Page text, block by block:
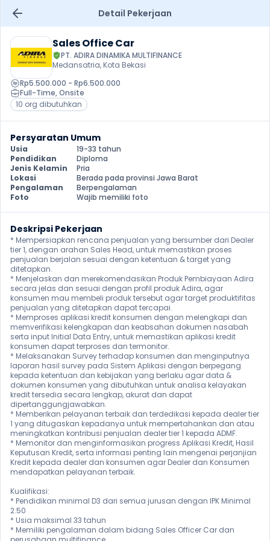
Detail Pekerjaan
Sales Office Car
PT. ADIRA DINAMIKA MULTIFINANCE
Medansatria, Kota Bekasi
Rp5.500.000 - Rp6.500.000
Full-Time, Onsite
10 org dibutuhkan
Persyaratan Umum
Usia
19-33 tahun
Pendidikan
Diploma
Jenis Kelamin
Pria
Lokasi
Berada pada provinsi Jawa Barat
Pengalaman
Berpengalaman
Foto
Wajib memiliki foto
Deskripsi Pekerjaan
* Mempersiapkan rencana penjualan yang bersumber dari Dealer
tier 1, dengan arahan Sales Head, untuk memastikan proses
penjualan berjalan sesuai dengan ketentuan & target yang
ditetapkan.
* Menjelaskan dan merekomendasikan Produk Pembiayaan Adira
secara jelas dan sesuai dengan profil produk Adira, agar
konsumen mau membeli produk tersebut agar target produktifitas
penjualan yang ditetapkan dapat tercapai.
* Memproses aplikasi kredit konsumen dengan melengkapi dan
memverifikasi kelengkapan dan keabsahan dokumen nasabah
serta input Initial Data Entry, untuk memastikan aplikasi kredit
konsumen dapat terproses dan termonitor.
* Melaksanakan Survey terhadap konsumen dan menginputnya
laporan hasil survey pada Sistem Aplikasi dengan berpegang
kepada ketentuan dan kebijakan yang berlaku agar data &
dokumen konsumen yang dibutuhkan untuk analisa kelayakan
kredit tersedia secara lengkap, akurat dan dapat
dipertanggungjawabkan.
* Memberikan pelayanan terbaik dan terdedikasi kepada dealer tier
1 yang ditugaskan kepadanya untuk mempertahankan dan atau
meningkatkan kontribusi penjualan dealer tier 1 kepada ADMF.
* Memonitor dan menginformasikan progress Aplikasi Kredit, Hasil
Keputusan Kredit, serta informasi penting lain mengenai perjanjian
Kredit kepada dealer dan konsumen agar Dealer dan Konsumen
mendapatkan pelayanan terbaik.
Kualifikasi:
* Pendidikan minimal D3 dari semua jurusan dengan IPK Minimal
2.50
* Usia maksimal 33 tahun
* Memiliki pengalaman dalam bidang Sales Officer Car dan